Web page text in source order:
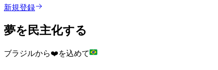
新規登録
夢を民主化する
ブラジルから❤️を込めて